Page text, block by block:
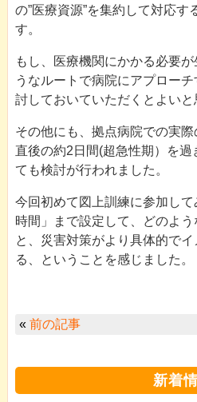
の”医療資源”を集約して対応
す。
もし、医療機関にかかる必要
うなルートで病院にアプロー
討しておいていただくとよいと
その他にも、拠点病院での実
直後の約2日間(超急性期）を
ても検討が行われました。
今回初めて図上訓練に参加し
時間」まで設定して、どのよ
と、災害対策がより具体的で
る、ということを感じました。
« 前の記事
新着